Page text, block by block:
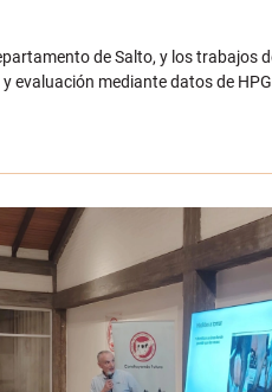
de Salto, y los
evaluación mediante datos de